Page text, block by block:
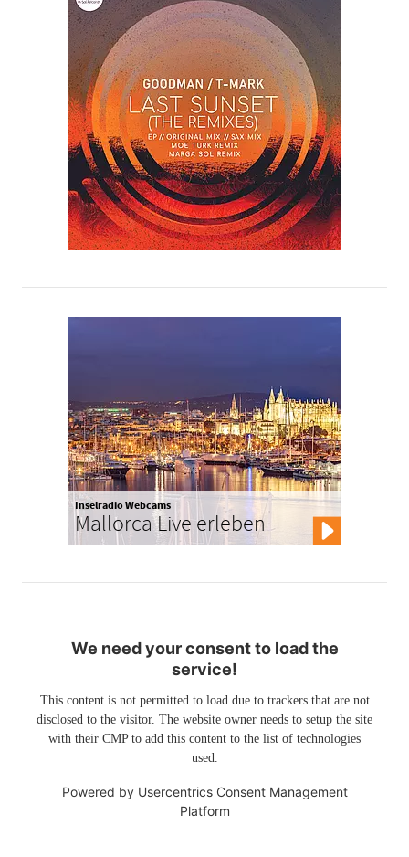
Inselradio Webcams
Mallorca Live erleben
We need your consent to load the
service!
This content is not permitted to load due to trackers that are not
disclosed to the visitor. The website owner needs to setup the site
with their CMP to add this content to the list of technologies
used.
Powered by Usercentrics Consent Management
Platform